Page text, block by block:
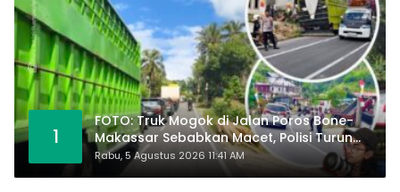
1
FOTO: Truk Mogok di Jalan Poros Bone-
Makassar Sebabkan Macet, Polisi Turun
Tangan
Rabu, 5 Agustus 2026 11:41 AM